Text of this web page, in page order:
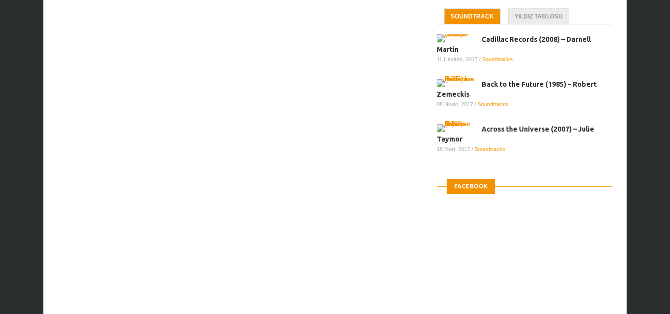
SOUNDTRACK YILDIZ TABLOSU
Cadillac Records (2008) – Darnell
Martin
11 Haziran, 2017 / Soundtracks
Back to the Future (1985) – Robert
Zemeckis
08 Nisan, 2017 / Soundtracks
Across the Universe (2007) – Julie
Taymor
18 Mart, 2017 / Soundtracks
FACEBOOK